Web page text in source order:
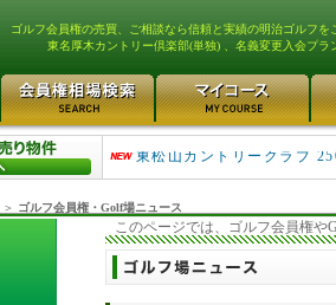
ゴルフ会員権の売買、ご相談なら信頼と実績の明治ゴルフを
東名厚木カントリー倶楽部(単独) 、名義変更入会プラ
平塚富士見カントリーク
東松山カントリークラブ
＞ ゴルフ会員権・Golf場ニュース
このページでは、ゴルフ会員権や